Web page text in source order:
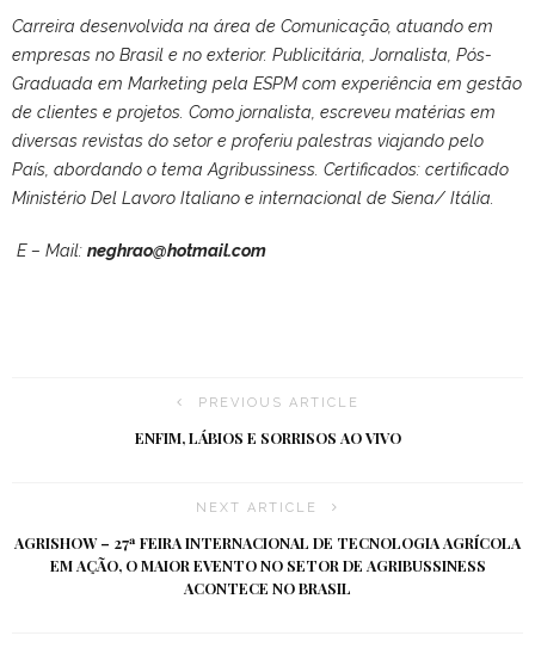
Carreira desenvolvida na área de Comunicação, atuando em
empresas no Brasil e no exterior. Publicitária, Jornalista, Pós-
Graduada em Marketing pela ESPM com experiência em gestão
de clientes e projetos. Como jornalista, escreveu matérias em
diversas revistas do setor e proferiu palestras viajando pelo
País, abordando o tema Agribussiness. Certificados: certificado
Ministério Del Lavoro Italiano e internacional de Siena/ Itália.
E – Mail: neghrao@hotmail.com
PREVIOUS ARTICLE
ENFIM, LÁBIOS E SORRISOS AO VIVO
NEXT ARTICLE
AGRISHOW – 27ª FEIRA INTERNACIONAL DE TECNOLOGIA AGRÍCOLA
EM AÇÃO, O MAIOR EVENTO NO SETOR DE AGRIBUSSINESS
ACONTECE NO BRASIL